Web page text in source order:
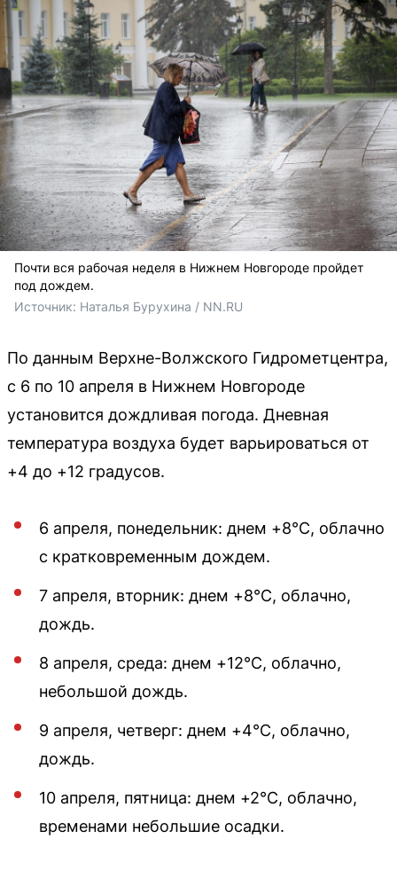
Почти вся рабочая неделя в Нижнем Новгороде пройдет
под дождем.
Источник: Наталья Бурухина / NN.RU
По данным Верхне-Волжского Гидрометцентра,
с 6 по 10 апреля в Нижнем Новгороде
установится дождливая погода. Дневная
температура воздуха будет варьироваться от
+4 до +12 градусов.
6 апреля, понедельник: днем +8°C, облачно
с кратковременным дождем.
7 апреля, вторник: днем +8°C, облачно,
дождь.
8 апреля, среда: днем +12°C, облачно,
небольшой дождь.
9 апреля, четверг: днем +4°C, облачно,
дождь.
10 апреля, пятница: днем +2°C, облачно,
временами небольшие осадки.